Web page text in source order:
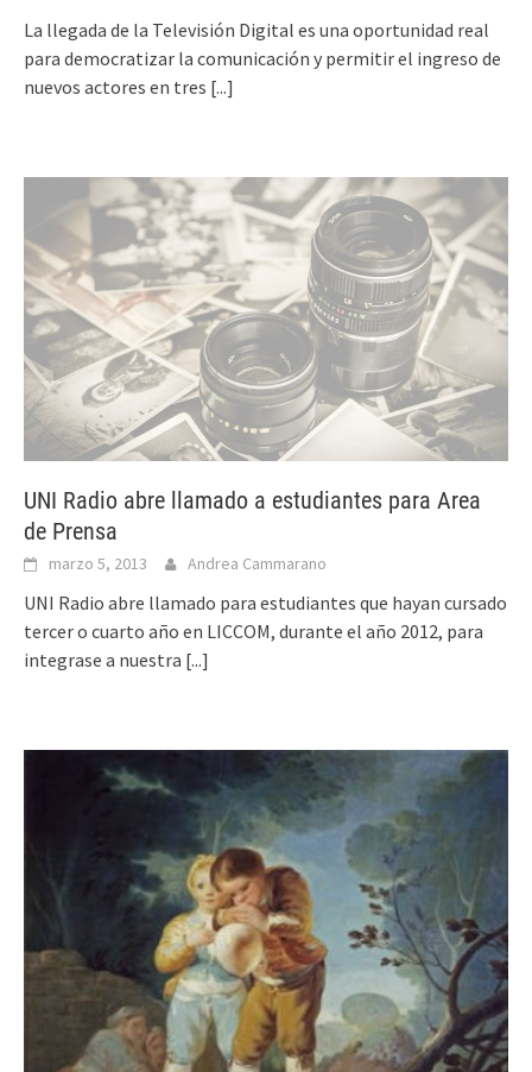
La llegada de la Televisión Digital es una oportunidad real
para democratizar la comunicación y permitir el ingreso de
nuevos actores en tres [...]
UNI Radio abre llamado a estudiantes para Area
de Prensa
marzo 5, 2013 Andrea Cammarano
UNI Radio abre llamado para estudiantes que hayan cursado
tercer o cuarto año en LICCOM, durante el año 2012, para
integrase a nuestra [...]